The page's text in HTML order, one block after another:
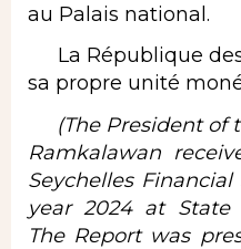
au Palais national.
La République
sa propre unité
(The President of
Ramkalawan
Seychelles
year 2024 at State
The Report was